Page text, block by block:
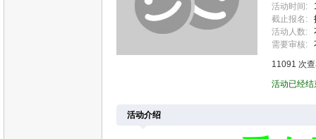
活动时间:
截止报名:
活动人数:
需要审核:
11091 次
活动已经结
活动介绍